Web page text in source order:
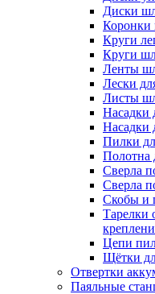
Диски
Коронки
Круги
Круги
Ленты
Лески
Листы
Насадки
Пилки
Полотна
Сверла
Сверла
Скобы и
Цепи
Щётки
Отвертки
Паяльные